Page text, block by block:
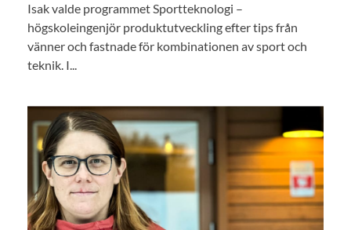
Isak valde programmet Sportteknologi –
högskoleingenjör produktutveckling efter tips från
vänner och fastnade för kombinationen av sport och
teknik. I...